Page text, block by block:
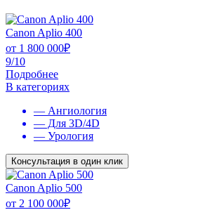
Canon Aplio 400
от 1 800 000₽
9/10
Подробнее
В категориях
— Ангиология
— Для 3D/4D
— Урология
Консультация в один клик
Canon Aplio 500
от 2 100 000₽